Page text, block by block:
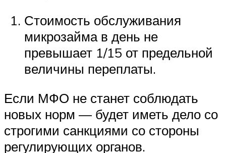
Стоимость обслуживания
микрозайма в день не
превышает 1/15 от предельной
величины переплаты.
Если МФО не станет соблюдать
новых норм — будет иметь дело со
строгими санкциями со стороны
регулирующих органов.